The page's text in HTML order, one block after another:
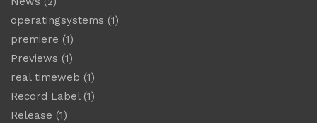
operatingsystems (1)
premiere (1)
Previews (1)
real timeweb (1)
Record Label(1)
Release (1)